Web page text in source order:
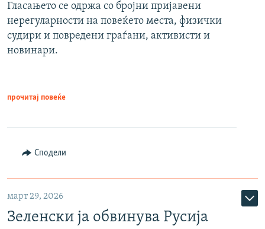
Гласањето се одржа со бројни пријавени
нерегуларности на повеќето места, физички
судири и повредени граѓани, активисти и
новинари.
прочитај повеќе
Сподели
март 29, 2026
Зеленски ја обвинува Русија